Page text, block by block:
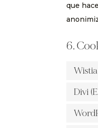
que
6.
Wistia
Divi